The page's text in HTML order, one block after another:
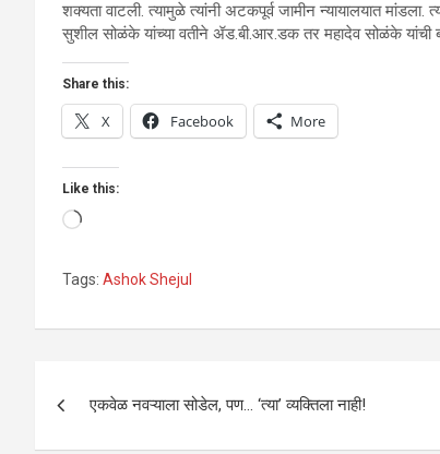
शक्यता वाटली. त्यामुळे त्यांनी अटकपूर्व जामीन न्यायालयात
सुशील सोळंके यांच्या वतीने ॲड.बी.आर.डक तर महादेव सोळंके यांची
Share this:
X Facebook More
Like this:
Loading…
Tags: Ashok Shejul
navigation
एकवेळ नवऱ्याला सोडेल, पण… ‘त्या’ व्यक्तिला नाही!